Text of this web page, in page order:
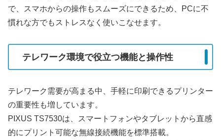
で、スマホからの操作もスムーズにできるため、PCに不
慣れな方でもストレスなく使いこなせます。
テレワーク環境で役立つ機能と操作性
テレワーク需要が高まる中、手軽に印刷できるプリンター
の重要性も増しています。
PIXUS TS7530は、スマートフォンやタブレットから直感
的にプリント可能な無線接続機能を標準搭載。